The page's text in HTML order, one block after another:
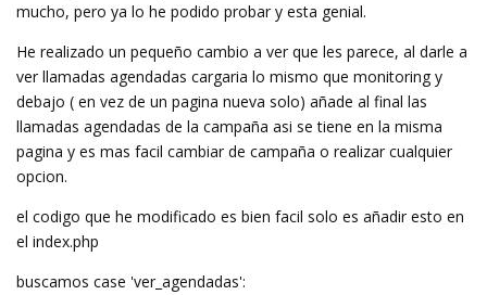
mucho, pero ya lo he podido probar y esta genial.
He realizado un pequeño cambio a ver que les parece, al darle a
ver llamadas agendadas cargaria lo mismo que monitoring y
debajo ( en vez de un pagina nueva solo) añade al final las
llamadas agendadas de la campaña asi se tiene en la misma
pagina y es mas facil cambiar de campaña o realizar cualquier
opcion.
el codigo que he modificado es bien facil solo es añadir esto en
el index.php
buscamos case 'ver_agendadas':